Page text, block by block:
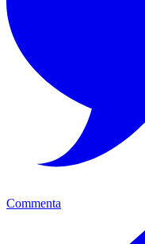
Commenta